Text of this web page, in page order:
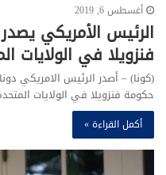
أغسطس 6, 2019
الرئيس الأمريكي
فنزويلا في الولايات
(كونا) – أصدر الرئيس الامريكي
حكومة فنزويلا في الولايات
أكمل القراءة »